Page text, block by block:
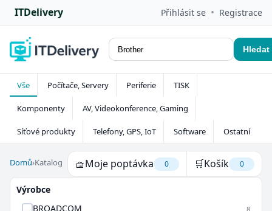
ITDelivery Přihlásit se • Registrace
Hledat
Vše Počítače, Servery Periferie TISK
Komponenty AV, Videokonference, Gaming
Síťové produkty Telefony, GPS, IoT Software Ostatní
Domů›Katalog 🧺Moje poptávka 0 🛒Košík 0
Výrobce
BROADCOM
8